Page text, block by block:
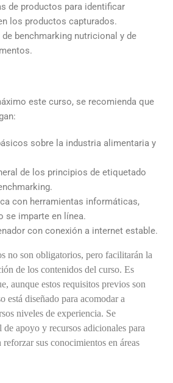
de productos para identificar
los productos capturados.
benchmarking nutricional y de
este curso, se recomienda que
sobre la industria alimentaria y
de los principios de etiquetado
con herramientas informáticas,
se imparte en línea.
con conexión a internet estable.
no son obligatorios, pero facilitarán la
de los contenidos del curso. Es
aunque estos requisitos previos son
está diseñado para acomodar a
niveles de experiencia. Se
apoyo y recursos adicionales para
reforzar sus conocimientos en áreas